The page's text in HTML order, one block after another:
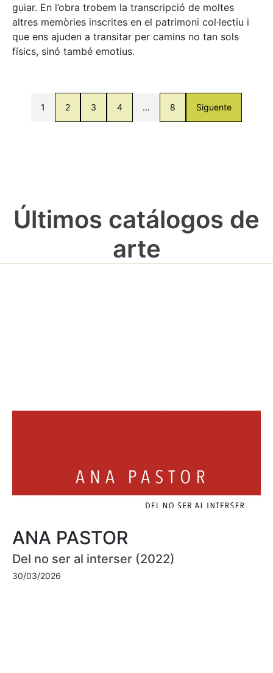
guiar. En l’obra trobem la transcripció de moltes
altres memòries inscrites en el patrimoni col·lectiu i
que ens ajuden a transitar per camins no tan sols
físics, sinó també emotius.
1 2 3 4 … 8 Siguente
Últimos catálogos de
arte
ANA PASTOR
Del no ser al interser (2022)
30/03/2026